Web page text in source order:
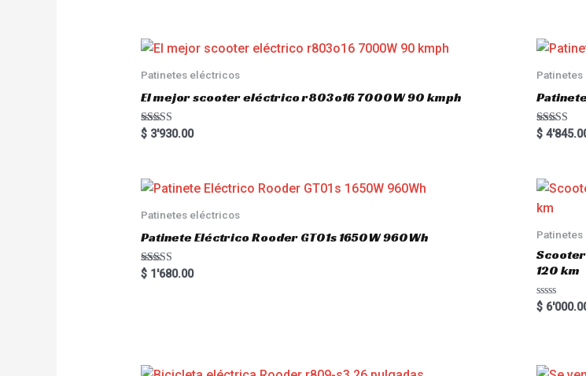
o
u
o
f
5
o
u
o
f
5
Patinetes eléctricos
El mejor scooter eléctrico r803o16 7000W 90 kmph
Rated
5.00
$3'930.00
Rated
5.00
$
Patinetes eléctricos
Patinete Eléctrico Rooder GT01s 1650W 960Wh
Rated
5.00
$1'680.00
120 km
R
a
o
$